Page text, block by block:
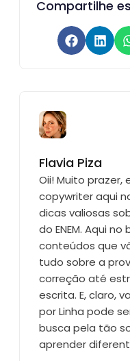
Compartilhe
Flavia Piza
Oii! Muito prazer,
copywriter aqui
dicas valiosas
do ENEM. Aqui
conteúdos que
tudo sobre a
correção até
escrita. E, claro,
por Linha pode
busca pela tão
aprender